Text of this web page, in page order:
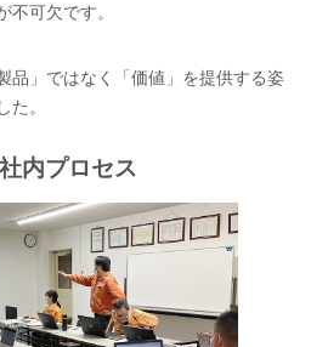
可欠です。
品」ではなく「価値」を提供する姿
。
内プロセス